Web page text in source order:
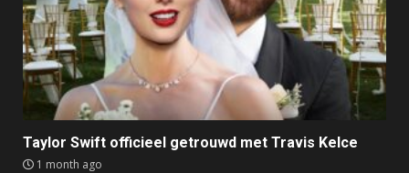
Taylor Swift officieel getrouwd met Travis Kelce
1 month ago